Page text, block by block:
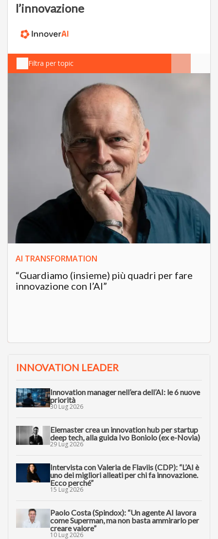
l’innovazione
Filtra per topic
AI TRANSFORMATION
“Guardiamo (insieme) più quadri per fare
innovazione con l’AI”
INNOVATION LEADER
Innovation manager nell’era dell’AI: le 6 nuove
priorità
30 Lug 2026
Elemaster crea un innovation hub per startup
deep tech, alla guida Ivo Boniolo (ex e-Novia)
29 Lug 2026
Intervista con Valeria de Flaviis (CDP): “L’AI è
uno dei migliori alleati per chi fa innovazione.
Ecco perché”
15 Lug 2026
Paolo Costa (Spindox): “Un agente AI lavora
come Superman, ma non basta ammirarlo per
creare valore”
10 Lug 2026